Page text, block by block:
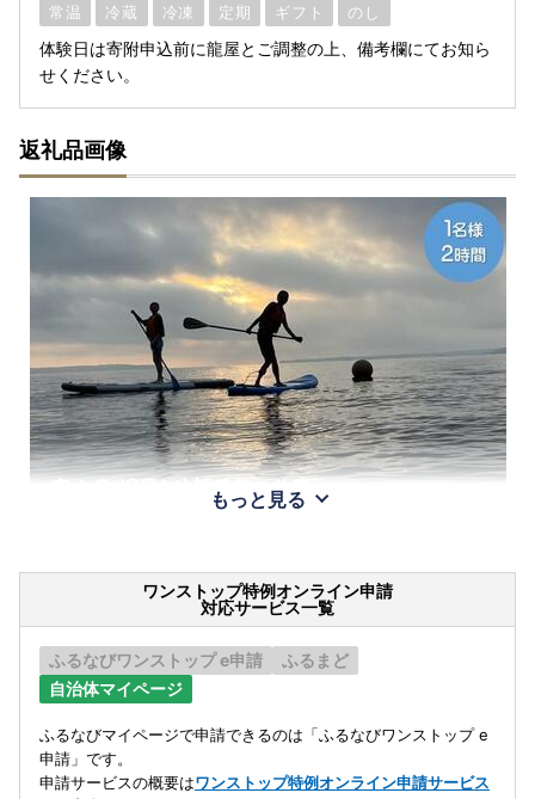
常温 冷蔵 冷凍 定期 ギフト のし
体験日は寄附申込前に龍屋とご調整の上、備考欄にてお知ら
せください。
返礼品画像
もっと見る
ワンストップ特例オンライン申請
対応サービス一覧
ふるなびワンストップ e申請
ふるまど
自治体マイページ
ふるなびマイページで申請できるのは「ふるなびワンストップ e
申請」です。
申請サービスの概要はワンストップ特例オンライン申請サービス